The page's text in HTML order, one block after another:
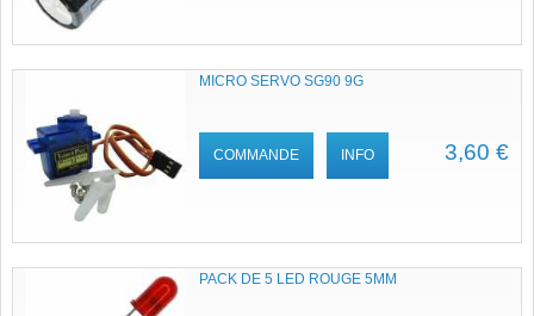
MICRO SERVO SG90 9G
3,60 €
COMMANDE INFO
PACK DE 5 LED ROUGE 5MM